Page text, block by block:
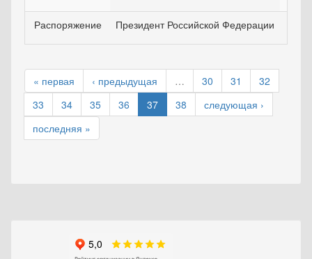
Распоряжение Президент Российской Федерации
« первая ‹ предыдущая … 30 31
32
33
34 35 36 37 38
следующая ›
последняя »